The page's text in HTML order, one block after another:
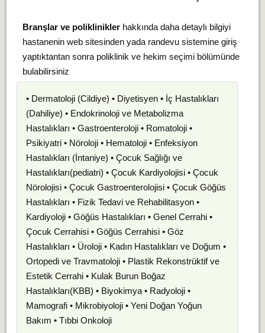
Branşlar ve polikliniklerhakkında daha detaylı bilgiyi
hastanenin web sitesinden yada randevu sistemine giriş
yaptıktantan sonra poliklinik ve hekim seçimi bölümünde
bulabilirsiniz
• Dermatoloji (Cildiye) • Diyetisyen • İç Hastalıkları
(Dahiliye) • Endokrinoloji ve Metabolizma
Hastalıkları • Gastroenteroloji • Romatoloji •
Psikiyatri • Nöroloji • Hematoloji • Enfeksiyon
Hastalıkları (İntaniye) • Çocuk Sağlığı ve
Hastalıkları(pediatri) • Çocuk Kardiyolojisi • Çocuk
Nörolojisi • Çocuk Gastroenterolojisi • Çocuk Göğüs
Hastalıkları • Fizik Tedavi ve Rehabilitasyon •
Kardiyoloji • Göğüs Hastalıkları • Genel Cerrahi •
Çocuk Cerrahisi • Göğüs Cerrahisi • Göz
Hastalıkları • Üroloji • Kadın Hastalıkları ve Doğum •
Ortopedi ve Travmatoloji • Plastik Rekonstrüktif ve
Estetik Cerrahi • Kulak Burun Boğaz
Hastalıkları(KBB) • Biyokimya • Radyoloji •
Mamografi • Mikrobiyoloji • Yeni Doğan Yoğun
Bakım • Tıbbi Onkoloji